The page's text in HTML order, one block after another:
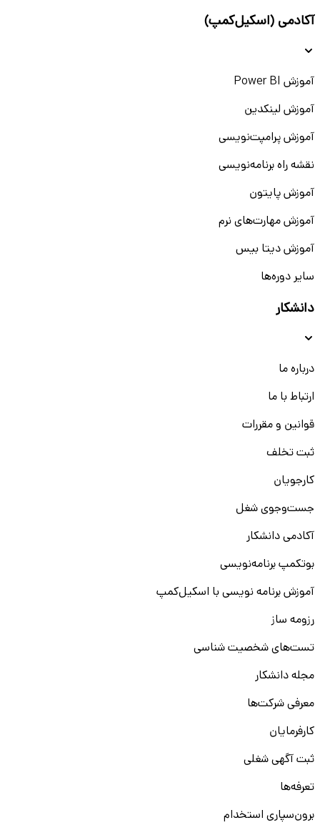
آکادمی (اسکیل‌کمپ)
آموزش Power BI
آموزش لینکدین
آموزش پرامپت‌نویسی
نقشه راه برنامه‌نویسی
آموزش پایتون
آموزش مهارت‌های نرم
آموزش دیتا بیس
سایر دوره‌ها
دانشکار
درباره ما
ارتباط با ما
قوانین و مقررات
ثبت تخلف
کارجویان
جست‌و‌جوی شغل
آکادمی دانشکار
بوتکمپ برنامه‌نویسی
آموزش برنامه نویسی با اسکیل‌کمپ
رزومه ساز
تست‌های شخصیت شناسی
مجله دانشکار
معرفی شرکت‌ها
کارفرمایان
ثبت آگهی شغلی
تعرفه‌ها
برون‌سپاری استخدام